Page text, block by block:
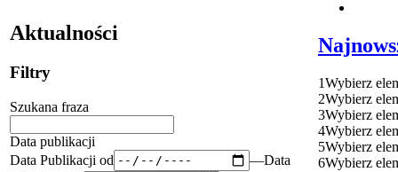
Aktualności
Filtry
Szukana fraza
Data publikacji
Data Publikacji od
—Data
1Wybierz
2Wybierz
3Wybierz
4Wybierz
5Wybierz
6Wybierz